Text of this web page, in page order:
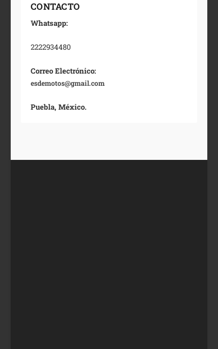
CONTACTO
Whatsapp:
2222934480
Correo Electrónico:
esdemotos@gmail.com
Puebla, México.